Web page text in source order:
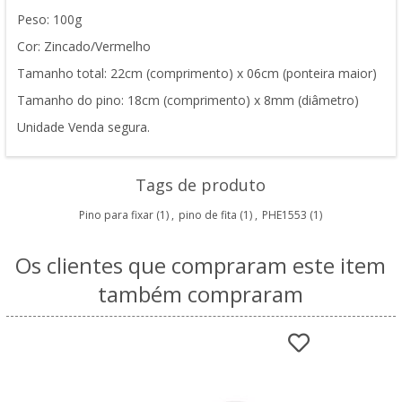
Peso: 100g
Cor: Zincado/Vermelho
Tamanho total: 22cm (comprimento) x 06cm (ponteira maior)
Tamanho do pino: 18cm (comprimento) x 8mm (diâmetro)
Unidade Venda segura.
Tags de produto
Pino para fixar (1) , pino de fita (1) , PHE1553 (1)
Os clientes que compraram este item
também compraram